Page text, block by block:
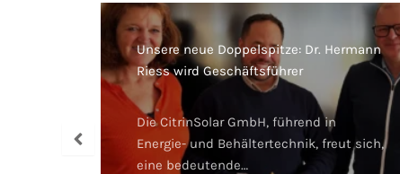
Unsere neue Doppelspitze: Dr. Hermann
Riess wird Geschäftsführer
Die CitrinSolar GmbH, führend in
Energie- und Behältertechnik, freut sich,
eine bedeutende…